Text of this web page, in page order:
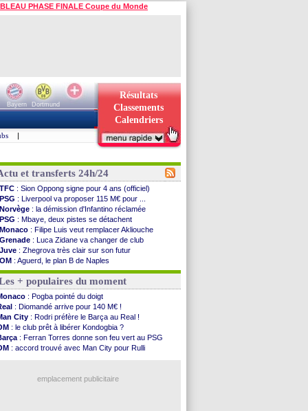
PHASE FINALE Coupe du Monde
Bayern
Dortmund
Résultats
Classements
Calendriers
|
et transferts 24h/24
TFC : Sion Oppong signe pour 4 ans (officiel)
PSG : Liverpool va proposer 115 M€ pour ...
Norvège : la démission d'Infantino réclamée
PSG : Mbaye, deux pistes se détachent
Monaco : Filipe Luis veut remplacer Akliouche
Grenade : Luca Zidane va changer de club
Juve : Zhegrova très clair sur son futur
OM : Aguerd, le plan B de Naples
Arsenal: Guimarães a signé son contrat
Nantes: direction Chypre pour Duverne
Monaco: le remplaçant d'Akliouche en ...
Man Utd : Bayindir signe au Celta (officiel)
Man City: Enzo Fernandez pour l'après-Rodri ?
: l'option Monaco pour Lukaku !
: Lucas Perri a été approché
PSG: le coach de l'Ajax insiste pour Godts
PSG: une 2e offre en préparation pour Godts
: Filipe Luis aimerait garder Balogun
+ populaires du moment
: Pogba pointé du doigt
: Diomandé arrive pour 140 M€ !
City : Rodri préfère le Barça au Real !
: le club prêt à libérer Kondogbia ?
: Ferran Torres donne son feu vert au PSG
: accord trouvé avec Man City pour Rulli
emplacement publicitaire